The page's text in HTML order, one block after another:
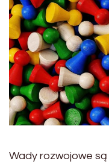
Wady rozwojowe